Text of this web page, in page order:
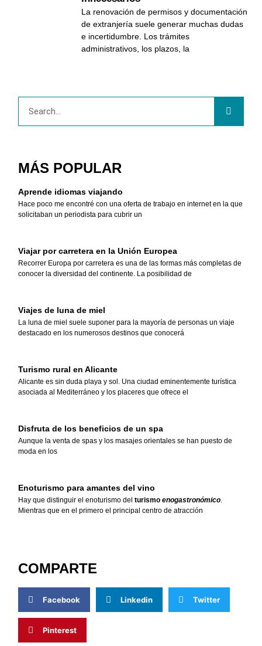
La renovación de permisos y documentación
de extranjería suele generar muchas dudas
e incertidumbre. Los trámites
administrativos, los plazos, la
MÁS POPULAR
Aprende idiomas viajando
Hace poco me encontré con una oferta de trabajo en internet en la que
solicitaban un periodista para cubrir un
Viajar por carretera en la Unión Europea
Recorrer Europa por carretera es una de las formas más completas de
conocer la diversidad del continente. La posibilidad de
Viajes de luna de miel
La luna de miel suele suponer para la mayoría de personas un viaje
destacado en los numerosos destinos que conocerá
Turismo rural en Alicante
Alicante es sin duda playa y sol. Una ciudad eminentemente turística
asociada al Mediterráneo y los placeres que ofrece el
Disfruta de los beneficios de un spa
Aunque laventa de spas y losmasajes orientales se han puesto de
moda en los
Enoturismo para amantes del vino
Hay que distinguir el enoturismo delturismoenogastronómico.
Mientras que en el primero el principal centro de atracción
COMPARTE
Facebook Linkedin Twitter
Pinterest